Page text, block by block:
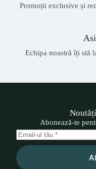
Promoții exclusive și
Echipa noastră îți stă
Abonează-te